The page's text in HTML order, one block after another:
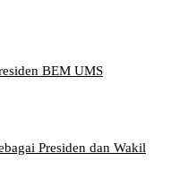
BEM UMS
Presiden dan Wakil